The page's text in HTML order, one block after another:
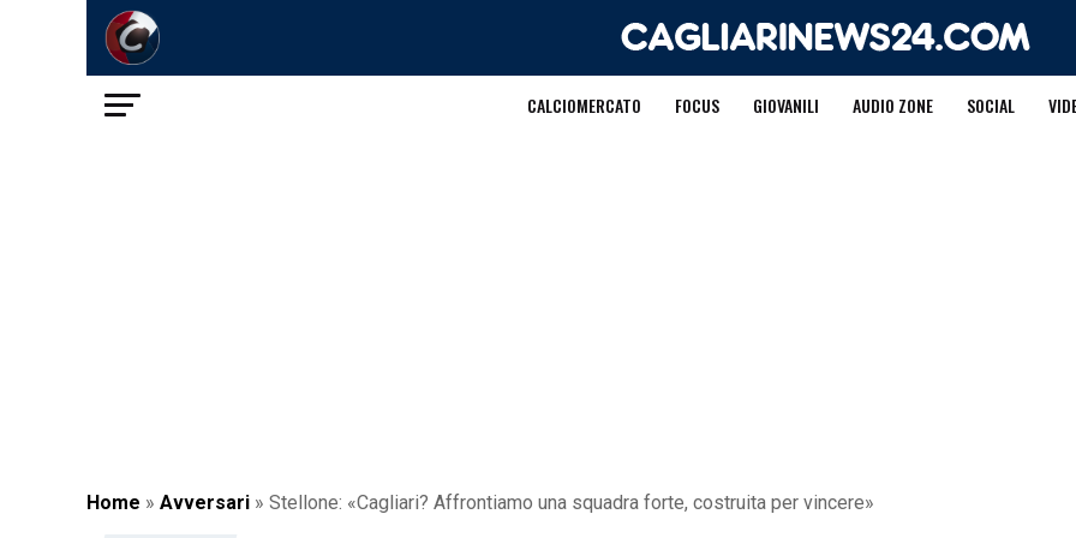
CALCIOMERCATO FOCUS GIOVANILI AUDIO ZONE SOCIAL
Home » Avversari » Stellone: «Cagliari? Affrontiamo una squadra forte, costruita per vincere»